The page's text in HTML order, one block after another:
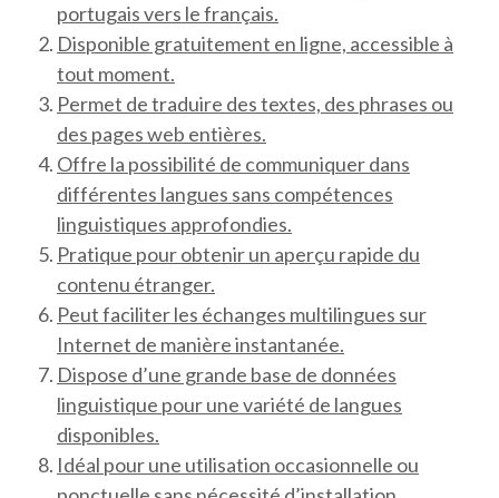
portugais vers le français.
Disponible gratuitement en ligne, accessible à
tout moment.
Permet de traduire des textes, des phrases ou
des pages web entières.
Offre la possibilité de communiquer dans
différentes langues sans compétences
linguistiques approfondies.
Pratique pour obtenir un aperçu rapide du
contenu étranger.
Peut faciliter les échanges multilingues sur
Internet de manière instantanée.
Dispose d’une grande base de données
linguistique pour une variété de langues
disponibles.
Idéal pour une utilisation occasionnelle ou